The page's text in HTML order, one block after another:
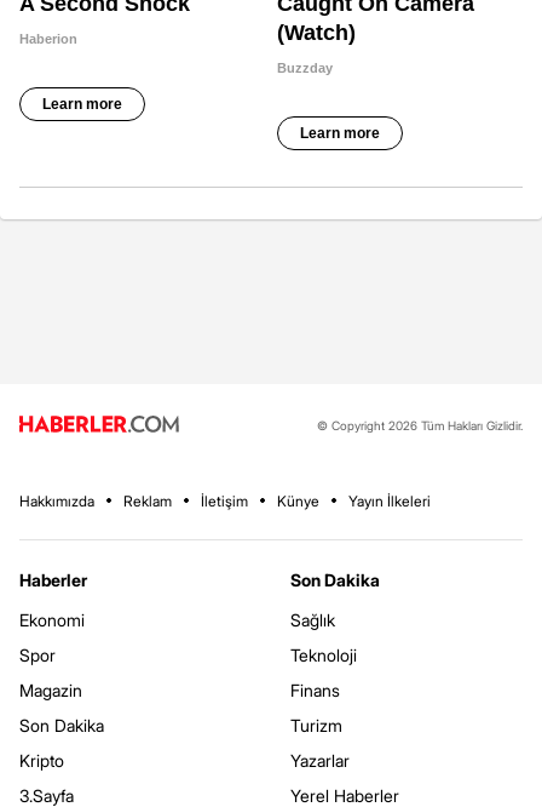
© Copyright 2026 Tüm Hakları Gizlidir.
Hakkımızda Reklam İletişim Künye Yayın İlkeleri
Haberler
Ekonomi
Spor
Magazin
Son Dakika
Kripto
3.Sayfa
Son Dakika
Sağlık
Teknoloji
Finans
Turizm
Yazarlar
Yerel Haberler